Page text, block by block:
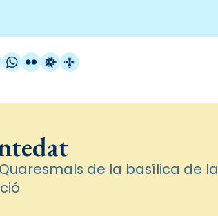
WhatsApp
FlickrRadio Estel
Catalunya Cristiana
de la basílica de la